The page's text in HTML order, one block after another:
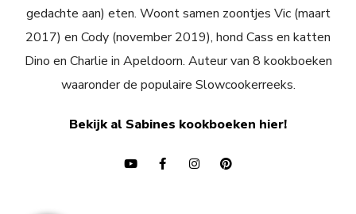
gedachte aan) eten. Woont samen zoontjes Vic (maart
2017) en Cody (november 2019), hond Cass en katten
Dino en Charlie in Apeldoorn. Auteur van 8 kookboeken
waaronder de populaire Slowcookerreeks.
Bekijk al Sabines kookboeken hier!